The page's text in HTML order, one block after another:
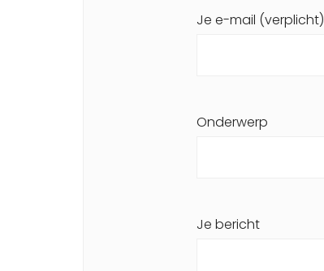
Je e-mail (verplicht)
Onderwerp
Je bericht